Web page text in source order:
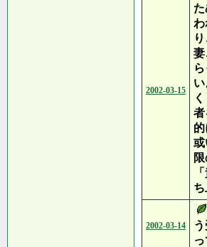
2002-03-15
わ
或
2002-03-14
っ